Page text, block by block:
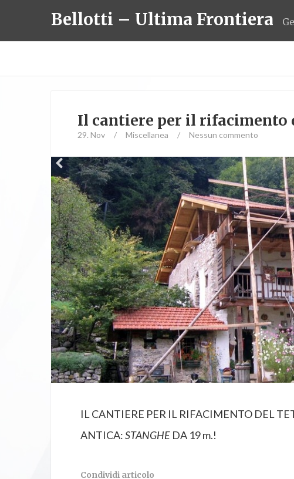
Bellotti – Ultima Frontiera
Il cantiere per il rifacimento
29. Nov / Miscellanea / Nessun commento
IL CANTIERE PER IL RIFACIMENTO DEL
ANTICA:STANGHE DA 19 m.!
Condividi articolo